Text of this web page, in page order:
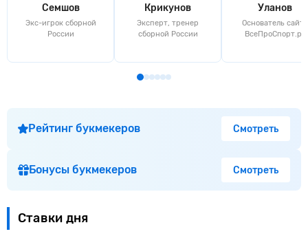
Семшов
Экс-игрок сборной
России
Крикунов
Эксперт, тренер
сборной России
Уланов
Основатель сайта
ВсеПроСпорт.ру
Рейтинг букмекеров Смотреть
Бонусы букмекеров Смотреть
Ставки дня